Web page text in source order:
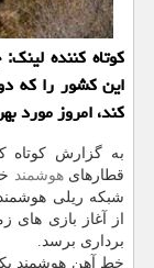
كوتاه كننده
این كشور را كه
كند، امروز مورد
به گزارش کوتاه
قطارهایهوشمند
شبکه ریلی
برداری برسد.